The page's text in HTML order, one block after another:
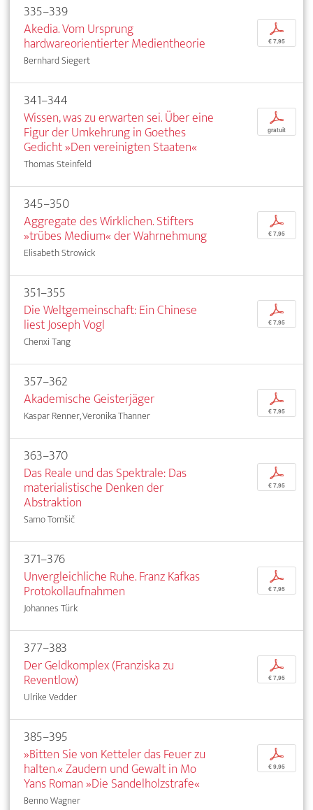
335–339
Akedia. Vom Ursprung
hardwareorientierter Medientheorie
Bernhard Siegert
p
€ 7,95
341–344
Wissen, was zu erwarten sei. Über eine
Figur der Umkehrung in Goethes
Gedicht »Den vereinigten Staaten«
Thomas Steinfeld
p
gratuit
345–350
Aggregate des Wirklichen. Stifters
»trübes Medium« der Wahrnehmung
Elisabeth Strowick
p
€ 7,95
351–355
Die Weltgemeinschaft: Ein Chinese
liest Joseph Vogl
Chenxi Tang
p
€ 7,95
357–362
Akademische Geisterjäger
Kaspar Renner, Veronika Thanner
p
€ 7,95
363–370
Das Reale und das Spektrale: Das
materialistische Denken der
Abstraktion
Samo Tomšič
p
€ 7,95
371–376
Unvergleichliche Ruhe. Franz Kafkas
Protokollaufnahmen
Johannes Türk
p
€ 7,95
377–383
Der Geldkomplex (Franziska zu
Reventlow)
Ulrike Vedder
p
€ 7,95
385–395
»Bitten Sie von Ketteler das Feuer zu
halten.« Zaudern und Gewalt in Mo
Yans Roman »Die Sandelholzstrafe«
Benno Wagner
p
€ 9,95